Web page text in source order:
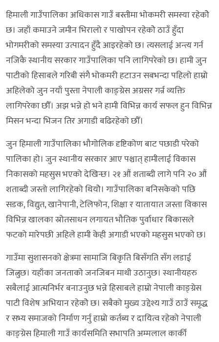
हिमाली गाउँपालिका अधिकास गाउँ बस्तीमा भोकमरी समस्या रहेकोे
छ। जहाँ कमाउने जमीन भिरालो र पाखोपन रहेकोे ठाउँ हुँदा
भोगमरीको समस्या उत्पादन हुँदै आइरहेको छ। त्यसलाई अन्त्य गर्न
नजिकै स्थानीय सरकार गाउँपालिका पनि लागिपरेको छ। हामी जुन
पाटीको हिसाबले गरिबी संगै भोकमरी हटाउन सबभन्दा पहिलो हाम्रो
अहिलेको जुन नयाँ पुस्ता नेपाली काङ्ग्रेस अग्रसर गर्न्र व्यक्ति
लागिपरेका छौँ। अझ भन्ने हो भने हामी विभिन्न कार्य सफल हुन विभिन्न
मिसन भन्दा भिजन तिर अगाडी बढिरहेको छौँ।
जुन हिमाली गाउँपालिका भौगोलिक दृष्टिकोण बाट पछाडी परेको
पालिका हो। जुन स्थानीय सरकार आए पश्चात् हामीलाई विकास
निकासको महसुस भएको देखिन्छ। २१ औं शताब्दी लागे पनि २० औं
शताब्दी जस्तो लागिरहेको थियोे। गाउँपालिका बनिसकेको पछि
सडक, विद्युत, खानेपानी, टेलिफोन, शिक्षा र यातायात जस्ता विकास
विभिन्न खालका स्रोतसाधन लगायत भौतिक पुर्वाधार बिकासले
फटको मारेपछी अहिले हामी केही अगाडी भएको महसुस भएको छ।
गाउँमा सुशासनको क्षेत्रमा सामाजि बिकृति बिसँगति सँग लडाई
जित्नुछ। यहाँका जनताको जनजिबन माथी उठानुछ। स्थानीयहरु
सबैलाई आत्मनिर्भर बनाउनुछ भन्ने हिसाबले हाम्रो नेपाली काङ्ग्रेस
पाटी विशेष अभियान रहेकोे छ। सबैको मुख्य उद्देश्य गाउँ ठाउँ समृद्ध
र सभ्य समाजको निर्माण गर्नु हाम्रो कर्तब्य र दायित्व रहेको नेपाली
काङ्ग्रेस हिमाली गाउँ कार्यसमिति सभापति अम्मलाल कार्की